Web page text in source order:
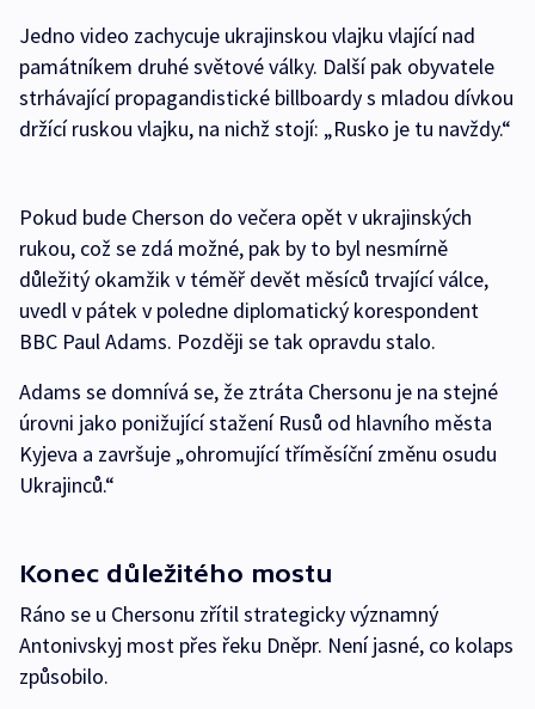
Jedno video zachycuje ukrajinskou vlajku vlající nad
památníkem druhé světové války. Další pak obyvatele
strhávající propagandistické billboardy s mladou dívkou
držící ruskou vlajku, na nichž stojí: „Rusko je tu navždy.“
Pokud bude Cherson do večera opět v ukrajinských
rukou, což se zdá možné, pak by to byl nesmírně
důležitý okamžik v téměř devět měsíců trvající válce,
uvedl v pátek v poledne diplomatický korespondent
BBC Paul Adams. Později se tak opravdu stalo.
Adams se domnívá se, že ztráta Chersonu je na stejné
úrovni jako ponižující stažení Rusů od hlavního města
Kyjeva a završuje „ohromující tříměsíční změnu osudu
Ukrajinců.“
Konec důležitého mostu
Ráno se u Chersonu zřítil strategicky významný
Antonivskyj most přes řeku Dněpr. Není jasné, co kolaps
způsobilo.